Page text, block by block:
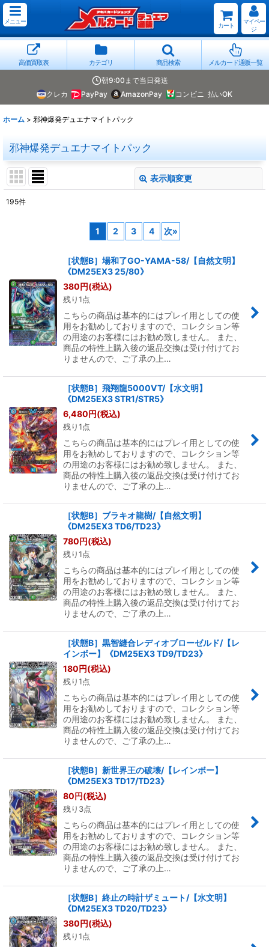
メニュー
カート
マイペー
ジ
高価買取表 カテゴリ 商品検索 メルカード通販一覧
朝9:00まで当日発送
クレカ
PayPay AmazonPay コンビニ 払いOK
ホーム > 邪神爆発デュエナマイトパック
邪神爆発デュエナマイトパック
表示順変更
絞り込む
195件
1 2 3 4 次»
［状態B］場和了GO-YAMA-58/【自然文明】
《DM25EX3 25/80》
380円(税込)
残り1点
こちらの商品は基本的にはプレイ用としての使
用をお勧めしておりますので、コレクション等
の用途のお客様にはお勧め致しません。 また、
商品の特性上購入後の返品交換は受け付けてお
りませんので、ご了承の上…
［状態B］飛翔龍5000VT/【水文明】
《DM25EX3 STR1/STR5》
6,480円(税込)
残り1点
こちらの商品は基本的にはプレイ用としての使
用をお勧めしておりますので、コレクション等
の用途のお客様にはお勧め致しません。 また、
商品の特性上購入後の返品交換は受け付けてお
りませんので、ご了承の上…
［状態B］ブラキオ龍樹/【自然文明】
《DM25EX3 TD6/TD23》
780円(税込)
残り1点
こちらの商品は基本的にはプレイ用としての使
用をお勧めしておりますので、コレクション等
の用途のお客様にはお勧め致しません。 また、
商品の特性上購入後の返品交換は受け付けてお
りませんので、ご了承の上…
［状態B］黒智縫合レディオブローゼルド/【レ
インボー】《DM25EX3 TD9/TD23》
180円(税込)
残り1点
こちらの商品は基本的にはプレイ用としての使
用をお勧めしておりますので、コレクション等
の用途のお客様にはお勧め致しません。 また、
商品の特性上購入後の返品交換は受け付けてお
りませんので、ご了承の上…
［状態B］新世界王の破壊/【レインボー】
《DM25EX3 TD17/TD23》
80円(税込)
残り3点
こちらの商品は基本的にはプレイ用としての使
用をお勧めしておりますので、コレクション等
の用途のお客様にはお勧め致しません。 また、
商品の特性上購入後の返品交換は受け付けてお
りませんので、ご了承の上…
［状態B］終止の時計ザミュート/【水文明】
《DM25EX3 TD20/TD23》
380円(税込)
残り1点